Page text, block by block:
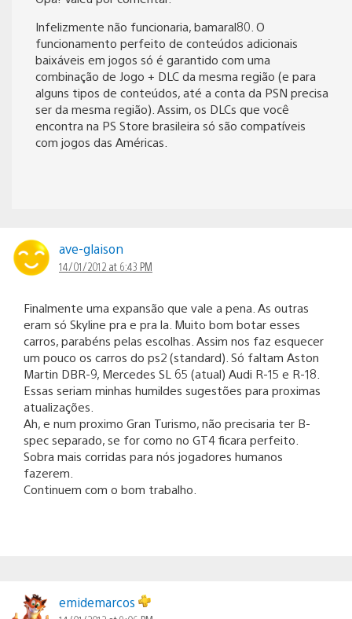
Infelizmente não funcionaria, bamaral80. O
funcionamento perfeito de conteúdos adicionais
baixáveis em jogos só é garantido com uma
combinação de Jogo + DLC da mesma região (e para
alguns tipos de conteúdos, até a conta da PSN precisa
ser da mesma região). Assim, os DLCs que você
encontra na PS Store brasileira só são compatíveis
com jogos das Américas.
ave-glaison
14/01/2012 at 6:43 PM
Finalmente uma expansão que vale a pena. As outras
eram só Skyline pra e pra la. Muito bom botar esses
carros, parabéns pelas escolhas. Assim nos faz esquecer
um pouco os carros do ps2 (standard). Só faltam Aston
Martin DBR-9, Mercedes SL 65 (atual) Audi R-15 e R-18.
Essas seriam minhas humildes sugestões para proximas
atualizações.
Ah, e num proximo Gran Turismo, não precisaria ter B-
spec separado, se for como no GT4 ficara perfeito.
Sobra mais corridas para nós jogadores humanos
fazerem.
Continuem com o bom trabalho.
emidemarcos